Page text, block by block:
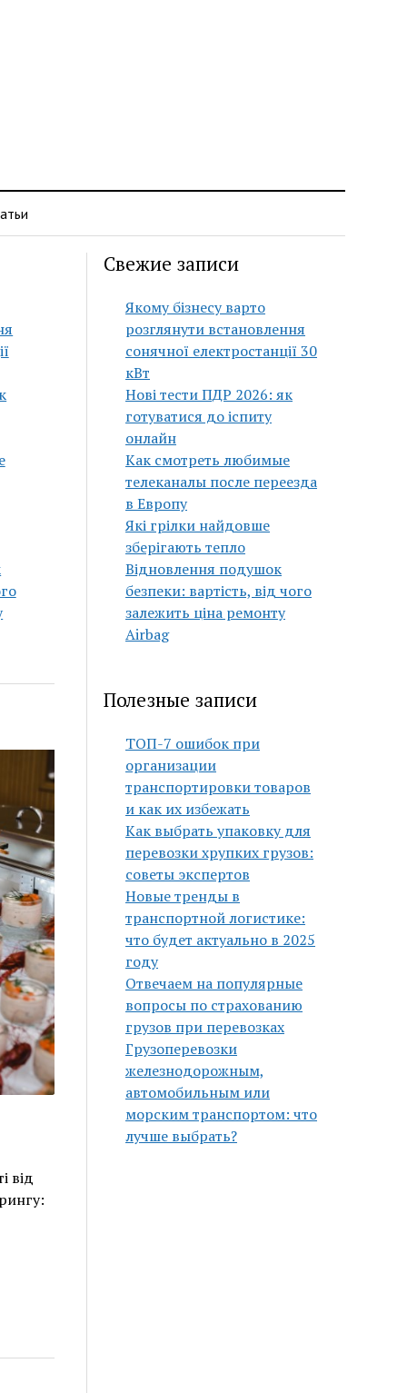
від
Свежие записи
Якому бізнесу варто
розглянути встановлення
сонячної електростанції 30
кВт
Нові тести ПДР 2026: як
готуватися до іспиту
онлайн
Как смотреть любимые
телеканалы после переезда
в Европу
Які грілки найдовше
зберігають тепло
Відновлення подушок
безпеки: вартість, від чого
залежить ціна ремонту
Airbag
Полезные записи
ТОП-7 ошибок при
организации
транспортировки товаров
и как их избежать
Как выбрать упаковку для
перевозки хрупких грузов:
советы экспертов
Новые тренды в
транспортной логистике:
что будет актуально в 2025
году
Отвечаем на популярные
вопросы по страхованию
грузов при перевозках
Грузоперевозки
железнодорожным,
автомобильным или
морским транспортом: что
лучше выбрать?